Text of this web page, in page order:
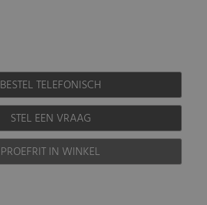
BESTEL TELEFONISCH
STEL EEN VRAAG
PROEFRIT IN WINKEL